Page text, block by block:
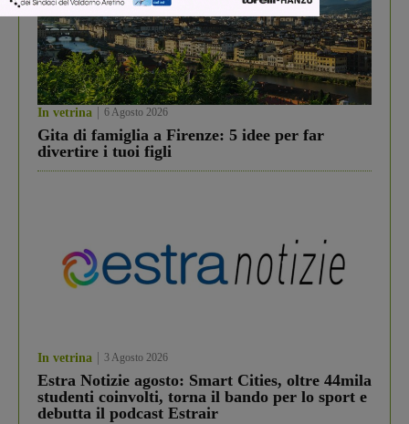
In vetrina 6 Agosto 2026
Gita di famiglia a Firenze: 5 idee per far
divertire i tuoi figli
In vetrina 3 Agosto 2026
Estra Notizie agosto: Smart Cities, oltre 44mila
studenti coinvolti, torna il bando per lo sport e
debutta il podcast Estrair